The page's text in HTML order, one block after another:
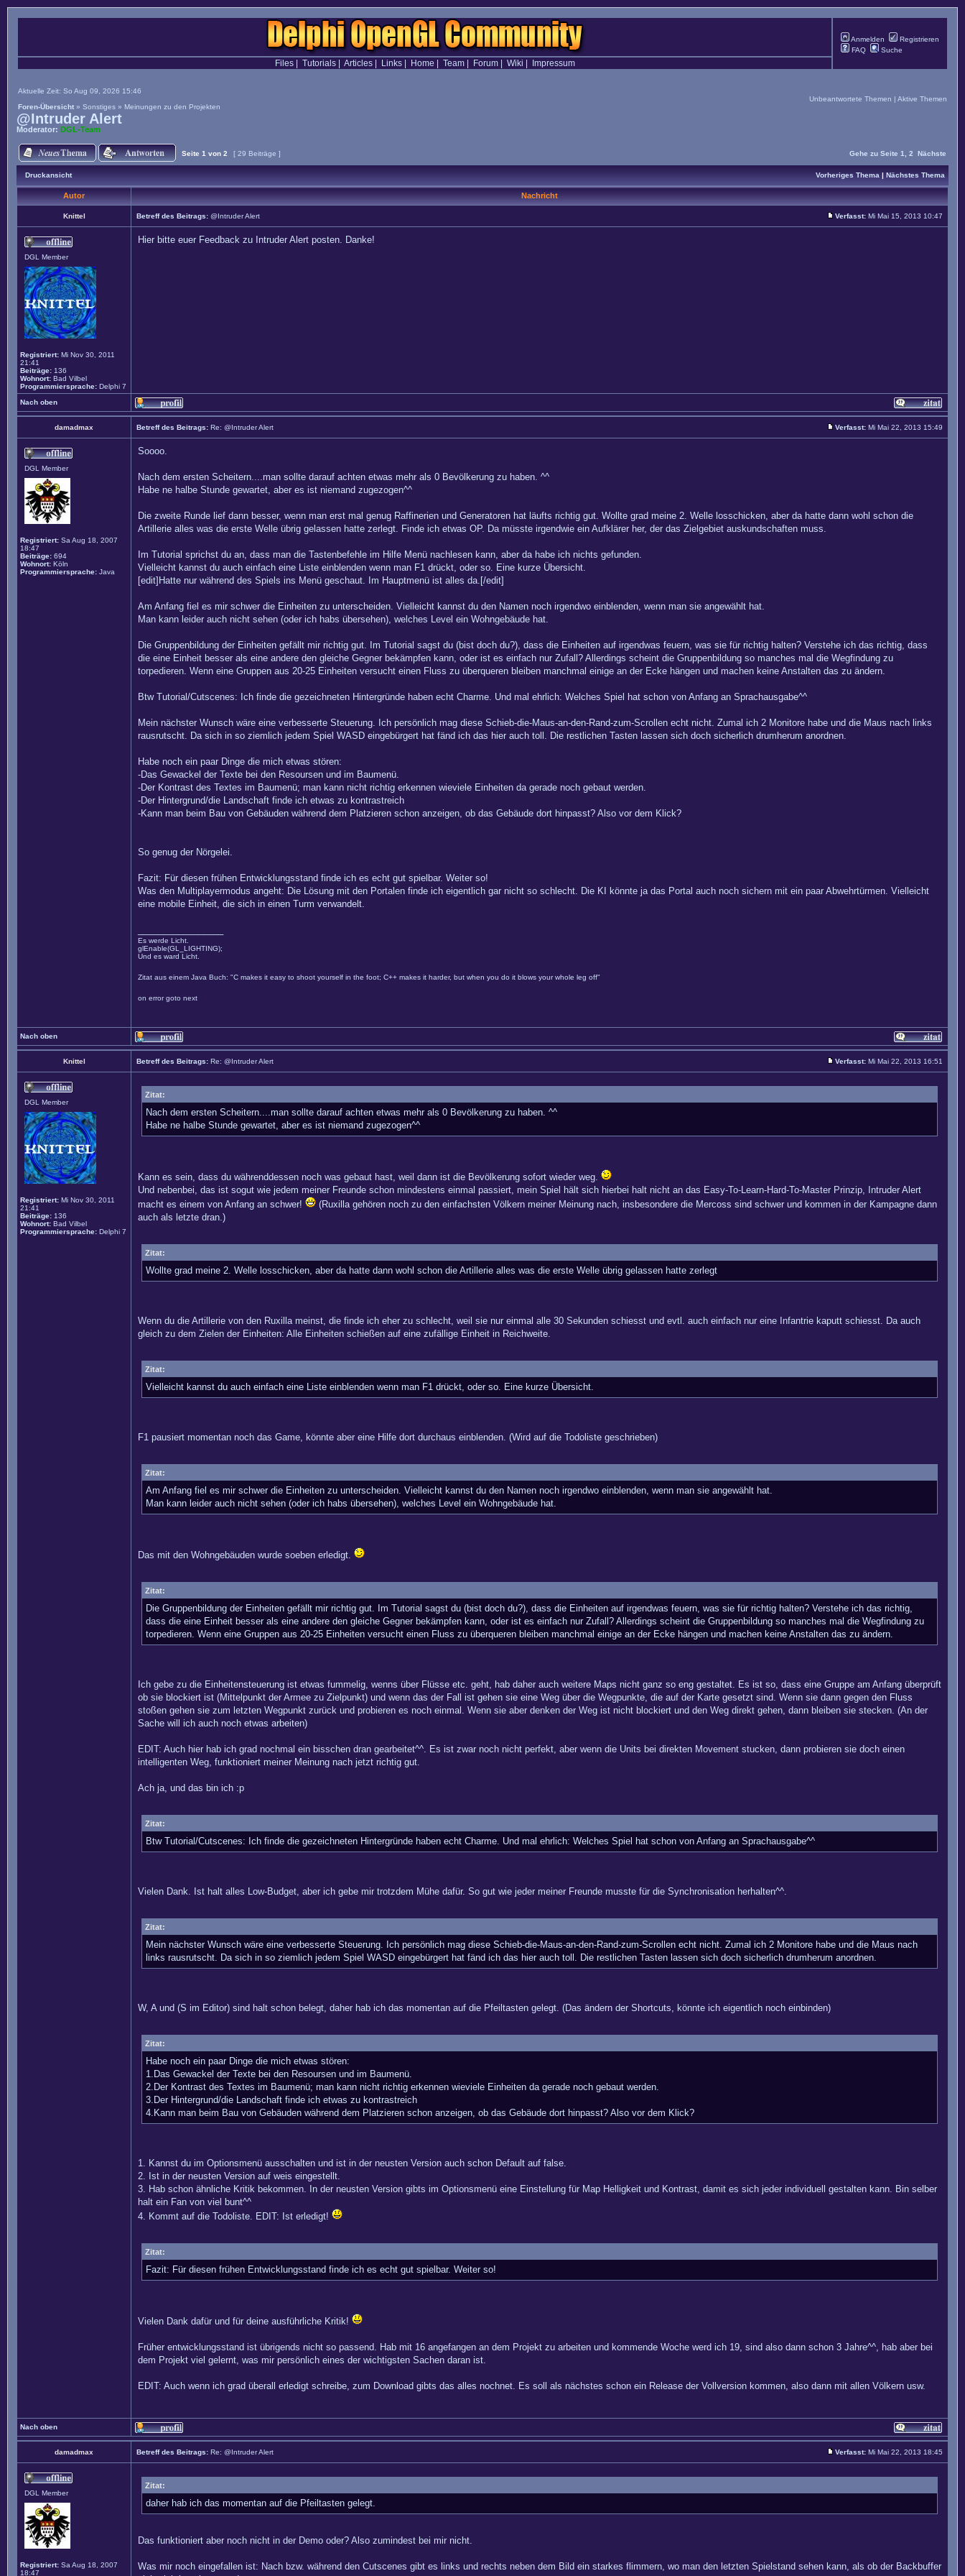
Anmelden
Registrieren
FAQ
Suche
Files| Tutorials| Articles| Links| Home Team| Forum| Wiki Impressum
Aktuelle Zeit: So Aug 09, 2026 15:46
Foren-Übersicht » Sonstiges » Meinungen zu den Projekten
Unbeantwortete Themen | Aktive Themen
@Intruder Alert
Moderator: DGL-Team
Seite 1 von 2 [ 29 Beiträge ] Gehe zu Seite 1 2 Nächste
Druckansicht Vorheriges Thema | Nächstes Thema
Autor Nachricht
Knittel Betreff des Beitrags: @Intruder Alert Verfasst: Mi Mai 15, 2013 10:47
DGL Member
Registriert: Mi Nov 30, 2011
21:41
Beiträge: 136
Wohnort: Bad Vilbel
Programmiersprache: Delphi 7
Hier bitte euer Feedback zu Intruder Alert posten. Danke!
Nach oben
damadmax Betreff des Beitrags: Re: @Intruder Alert Verfasst: Mi Mai 22, 2013 15:49
DGL Member
Registriert: Sa Aug 18, 2007
18:47
Beiträge: 694
Wohnort: Köln
Programmiersprache: Java
Soooo.
Nach dem ersten Scheitern....man sollte darauf achten etwas mehr als 0 Bevölkerung zu haben. ^^
Habe ne halbe Stunde gewartet, aber es ist niemand zugezogen^^
Die zweite Runde lief dann besser, wenn man erst mal genug Raffinerien und Generatoren hat läufts richtig gut. Wollte grad meine 2. Welle losschicken, aber da hatte dann wohl schon die
Artillerie alles was die erste Welle übrig gelassen hatte zerlegt. Finde ich etwas OP. Da müsste irgendwie ein Aufklärer her, der das Zielgebiet auskundschaften muss.
Im Tutorial sprichst du an, dass man die Tastenbefehle im Hilfe Menü nachlesen kann, aber da habe ich nichts gefunden.
Vielleicht kannst du auch einfach eine Liste einblenden wenn man F1 drückt, oder so. Eine kurze Übersicht.
[edit]Hatte nur während des Spiels ins Menü geschaut. Im Hauptmenü ist alles da.[/edit]
Am Anfang fiel es mir schwer die Einheiten zu unterscheiden. Vielleicht kannst du den Namen noch irgendwo einblenden, wenn man sie angewählt hat.
Man kann leider auch nicht sehen (oder ich habs übersehen), welches Level ein Wohngebäude hat.
Die Gruppenbildung der Einheiten gefällt mir richtig gut. Im Tutorial sagst du (bist doch du?), dass die Einheiten auf irgendwas feuern, was sie für richtig halten? Verstehe ich das richtig, dass
die eine Einheit besser als eine andere den gleiche Gegner bekämpfen kann, oder ist es einfach nur Zufall? Allerdings scheint die Gruppenbildung so manches mal die Wegfindung zu
torpedieren. Wenn eine Gruppen aus 20-25 Einheiten versucht einen Fluss zu überqueren bleiben manchmal einige an der Ecke hängen und machen keine Anstalten das zu ändern.
Btw Tutorial/Cutscenes: Ich finde die gezeichneten Hintergründe haben echt Charme. Und mal ehrlich: Welches Spiel hat schon von Anfang an Sprachausgabe^^
Mein nächster Wunsch wäre eine verbesserte Steuerung. Ich persönlich mag diese Schieb-die-Maus-an-den-Rand-zum-Scrollen echt nicht. Zumal ich 2 Monitore habe und die Maus nach links
rausrutscht. Da sich in so ziemlich jedem Spiel WASD eingebürgert hat fänd ich das hier auch toll. Die restlichen Tasten lassen sich doch sicherlich drumherum anordnen.
Habe noch ein paar Dinge die mich etwas stören:
-Das Gewackel der Texte bei den Resoursen und im Baumenü.
-Der Kontrast des Textes im Baumenü; man kann nicht richtig erkennen wieviele Einheiten da gerade noch gebaut werden.
-Der Hintergrund/die Landschaft finde ich etwas zu kontrastreich
-Kann man beim Bau von Gebäuden während dem Platzieren schon anzeigen, ob das Gebäude dort hinpasst? Also vor dem Klick?
So genug der Nörgelei.
Fazit: Für diesen frühen Entwicklungsstand finde ich es echt gut spielbar. Weiter so!
Was den Multiplayermodus angeht: Die Lösung mit den Portalen finde ich eigentlich gar nicht so schlecht. Die KI könnte ja das Portal auch noch sichern mit ein paar Abwehrtürmen. Vielleicht
eine mobile Einheit, die sich in einen Turm verwandelt.
Es werde Licht.
glEnable(GL_LIGHTING);
Und es ward Licht.
Zitat aus einem Java Buch: "C makes it easy to shoot yourself in the foot; C++ makes it harder, but when you do it blows your whole leg off"
on error goto next
Nach oben
Knittel Betreff des Beitrags: Re: @Intruder Alert Verfasst: Mi Mai 22, 2013 16:51
DGL Member
Registriert: Mi Nov 30, 2011
21:41
Beiträge: 136
Wohnort: Bad Vilbel
Programmiersprache: Delphi 7
Zitat:
Nach dem ersten Scheitern....man sollte darauf achten etwas mehr als 0 Bevölkerung zu haben. ^^
Habe ne halbe Stunde gewartet, aber es ist niemand zugezogen^^
Kann es sein, dass du währenddessen noch was gebaut hast, weil dann ist die Bevölkerung sofort wieder weg.
Und nebenbei, das ist sogut wie jedem meiner Freunde schon mindestens einmal passiert, mein Spiel hält sich hierbei halt nicht an das Easy-To-Learn-Hard-To-Master Prinzip, Intruder Alert
macht es einem von Anfang an schwer!
(Ruxilla gehören noch zu den einfachsten Völkern meiner Meinung nach, insbesondere die Mercoss sind schwer und kommen in der Kampagne dann
auch als letzte dran.)
Zitat:
Wollte grad meine 2. Welle losschicken, aber da hatte dann wohl schon die Artillerie alles was die erste Welle übrig gelassen hatte zerlegt
Wenn du die Artillerie von den Ruxilla meinst, die finde ich eher zu schlecht, weil sie nur einmal alle 30 Sekunden schiesst und evtl. auch einfach nur eine Infantrie kaputt schiesst. Da auch
gleich zu dem Zielen der Einheiten: Alle Einheiten schießen auf eine zufällige Einheit in Reichweite.
Zitat:
Vielleicht kannst du auch einfach eine Liste einblenden wenn man F1 drückt, oder so. Eine kurze Übersicht.
F1 pausiert momentan noch das Game, könnte aber eine Hilfe dort durchaus einblenden. (Wird auf die Todoliste geschrieben)
Zitat:
Am Anfang fiel es mir schwer die Einheiten zu unterscheiden. Vielleicht kannst du den Namen noch irgendwo einblenden, wenn man sie angewählt hat.
Man kann leider auch nicht sehen (oder ich habs übersehen), welches Level ein Wohngebäude hat.
Das mit den Wohngebäuden wurde soeben erledigt.
Zitat:
Die Gruppenbildung der Einheiten gefällt mir richtig gut. Im Tutorial sagst du (bist doch du?), dass die Einheiten auf irgendwas feuern, was sie für richtig halten? Verstehe ich das richtig,
dass die eine Einheit besser als eine andere den gleiche Gegner bekämpfen kann, oder ist es einfach nur Zufall? Allerdings scheint die Gruppenbildung so manches mal die Wegfindung zu
torpedieren. Wenn eine Gruppen aus 20-25 Einheiten versucht einen Fluss zu überqueren bleiben manchmal einige an der Ecke hängen und machen keine Anstalten das zu ändern.
Ich gebe zu die Einheitensteuerung ist etwas fummelig, wenns über Flüsse etc. geht, hab daher auch weitere Maps nicht ganz so eng gestaltet. Es ist so, dass eine Gruppe am Anfang überprüft
ob sie blockiert ist (Mittelpunkt der Armee zu Zielpunkt) und wenn das der Fall ist gehen sie eine Weg über die Wegpunkte, die auf der Karte gesetzt sind. Wenn sie dann gegen den Fluss
stoßen gehen sie zum letzten Wegpunkt zurück und probieren es noch einmal. Wenn sie aber denken der Weg ist nicht blockiert und den Weg direkt gehen, dann bleiben sie stecken. (An der
Sache will ich auch noch etwas arbeiten)
EDIT: Auch hier hab ich grad nochmal ein bisschen dran gearbeitet^^. Es ist zwar noch nicht perfekt, aber wenn die Units bei direkten Movement stucken, dann probieren sie doch einen
intelligenten Weg, funktioniert meiner Meinung nach jetzt richtig gut.
Ach ja, und das bin ich :p
Zitat:
Btw Tutorial/Cutscenes: Ich finde die gezeichneten Hintergründe haben echt Charme. Und mal ehrlich: Welches Spiel hat schon von Anfang an Sprachausgabe^^
Vielen Dank. Ist halt alles Low-Budget, aber ich gebe mir trotzdem Mühe dafür. So gut wie jeder meiner Freunde musste für die Synchronisation herhalten^^.
Zitat:
Mein nächster Wunsch wäre eine verbesserte Steuerung. Ich persönlich mag diese Schieb-die-Maus-an-den-Rand-zum-Scrollen echt nicht. Zumal ich 2 Monitore habe und die Maus nach
links rausrutscht. Da sich in so ziemlich jedem Spiel WASD eingebürgert hat fänd ich das hier auch toll. Die restlichen Tasten lassen sich doch sicherlich drumherum anordnen.
W, A und (S im Editor) sind halt schon belegt, daher hab ich das momentan auf die Pfeiltasten gelegt. (Das ändern der Shortcuts, könnte ich eigentlich noch einbinden)
Zitat:
Habe noch ein paar Dinge die mich etwas stören:
1.Das Gewackel der Texte bei den Resoursen und im Baumenü.
2.Der Kontrast des Textes im Baumenü; man kann nicht richtig erkennen wieviele Einheiten da gerade noch gebaut werden.
3.Der Hintergrund/die Landschaft finde ich etwas zu kontrastreich
4.Kann man beim Bau von Gebäuden während dem Platzieren schon anzeigen, ob das Gebäude dort hinpasst? Also vor dem Klick?
1. Kannst du im Optionsmenü ausschalten und ist in der neusten Version auch schon Default auf false.
2. Ist in der neusten Version auf weis eingestellt.
3. Hab schon ähnliche Kritik bekommen. In der neusten Version gibts im Optionsmenü eine Einstellung für Map Helligkeit und Kontrast, damit es sich jeder individuell gestalten kann. Bin selber
halt ein Fan von viel bunt^^
4. Kommt auf die Todoliste. EDIT: Ist erledigt!
Zitat:
Fazit: Für diesen frühen Entwicklungsstand finde ich es echt gut spielbar. Weiter so!
Vielen Dank dafür und für deine ausführliche Kritik!
Früher entwicklungsstand ist übrigends nicht so passend. Hab mit 16 angefangen an dem Projekt zu arbeiten und kommende Woche werd ich 19, sind also dann schon 3 Jahre^^, hab aber bei
dem Projekt viel gelernt, was mir persönlich eines der wichtigsten Sachen daran ist.
EDIT: Auch wenn ich grad überall erledigt schreibe, zum Download gibts das alles nochnet. Es soll als nächstes schon ein Release der Vollversion kommen, also dann mit allen Völkern usw.
Nach oben
damadmax Betreff des Beitrags: Re: @Intruder Alert Verfasst: Mi Mai 22, 2013 18:45
DGL Member
Registriert: Sa Aug 18, 2007
18:47
Zitat:
daher hab ich das momentan auf die Pfeiltasten gelegt.
Das funktioniert aber noch nicht in der Demo oder? Also zumindest bei mir nicht.
Was mir noch eingefallen ist: Nach bzw. während den Cutscenes gibt es links und rechts neben dem Bild ein starkes flimmern, wo man den letzten Spielstand sehen kann, als ob der Backbuffer